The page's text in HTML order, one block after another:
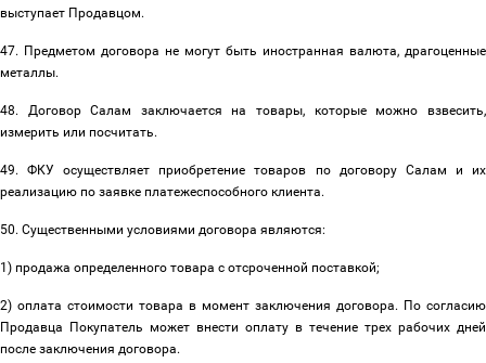
выступает Продавцом.
47. Предметом договора не могут быть иностранная валюта, драгоценные
металлы.
48. Договор Салам заключается на товары, которые можно взвесить,
измерить или посчитать.
49. ФКУ осуществляет приобретение товаров по договору Салам и их
реализацию по заявке платежеспособного клиента.
50. Существенными условиями договора являются:
1) продажа определенного товара с отсроченной поставкой;
2) оплата стоимости товара в момент заключения договора. По согласию
Продавца Покупатель может внести оплату в течение трех рабочих дней
после заключения договора.